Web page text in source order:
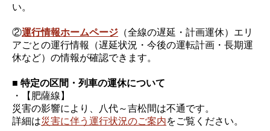
い。
②運行情報ホームページ （全線の遅延・計画運休）エリ
アごとの運行情報（遅延状況・今後の運転計画・長期運
休など）の情報が確認できます。
■ 特定の区間・列車の運休について
・【肥薩線】
災害の影響により、八代～吉松間は不通です。
詳細は災害に伴う運行状況のご案内をご覧ください。